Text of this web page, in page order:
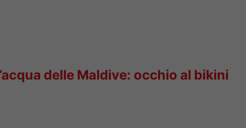
delle Maldive: occhio al bikini